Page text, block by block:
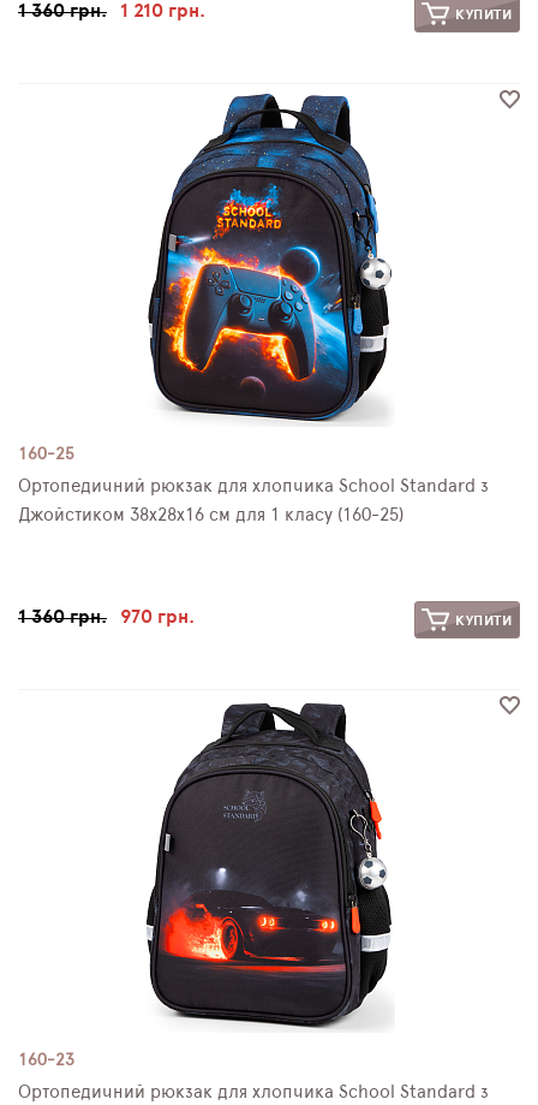
1 360 грн. 1 210 грн. КУПИТИ
160-25
Ортопедичний рюкзак для хлопчика School Standard з
Джойстиком 38х28х16 см для 1 класу (160-25)
1 360 грн. 970 грн. КУПИТИ
160-23
Ортопедичний рюкзак для хлопчика School Standard з